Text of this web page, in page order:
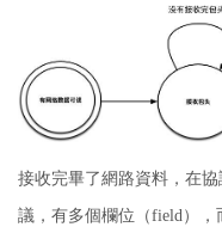
接收完畢了網路資料，在協
議，有多個欄位（field）